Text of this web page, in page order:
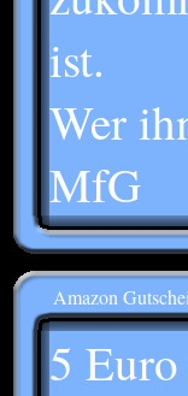
ist.
Wer
MfG
Amazon
5